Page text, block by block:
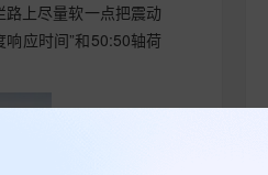
上尽量软一点把震动
应时间”和50:50轴荷